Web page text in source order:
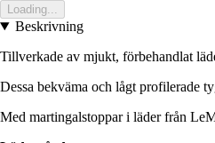
Loading...
Beskrivning
Tillverkade av mjukt, förbehandlat
Dessa bekväma och lågt profilerade
Med martingalstoppar i läder från